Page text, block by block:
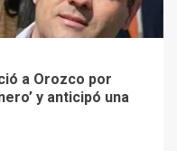
a Orozco por
y anticipó una